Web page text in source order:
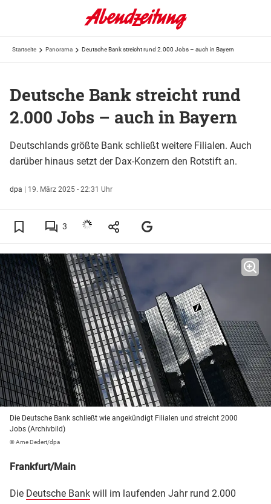
Startseite Panorama Deutsche Bank streicht rund 2.000 Jobs – auch in Bayern
Deutsche Bank streicht rund
2.000 Jobs – auch in Bayern
Deutschlands größte Bank schließt weitere Filialen. Auch
darüber hinaus setzt der Dax-Konzern den Rotstift an.
dpa | 19. März 2025 - 22:31 Uhr
3
Die Deutsche Bank schließt wie angekündigt Filialen und streicht 2000
Jobs (Archivbild)
© Arne Dedert/dpa
Frankfurt/Main
Die Deutsche Bank will im laufenden Jahr rund 2.000